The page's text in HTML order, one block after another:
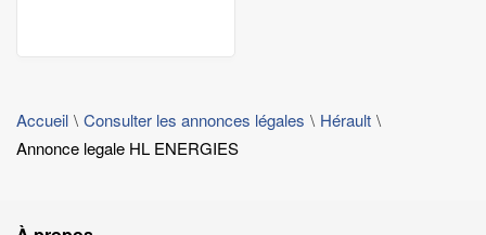
Accueil Consulter les annonces légales
Hérault
Annonce legale HL ENERGIES